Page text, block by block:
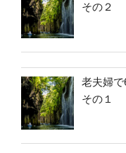
その２
老夫婦
その１